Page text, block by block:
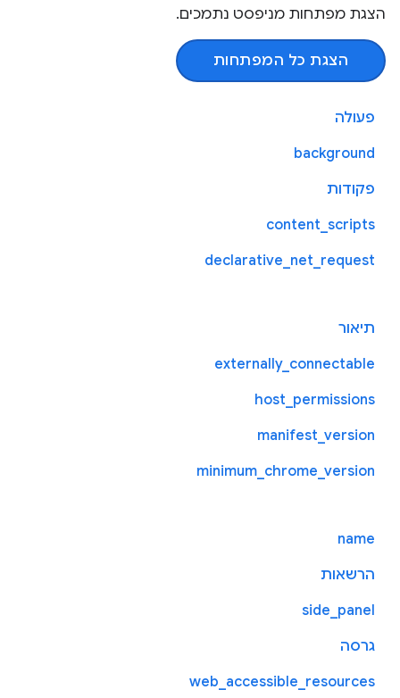
הצגת מפתחות מניפסט נתמכים.
הצגת כל המפתחות
פעולה
background
פקודות
content_scripts
declarative_net_request
תיאור
externally_connectable
host_permissions
manifest_version
minimum_chrome_version
name
הרשאות
side_panel
גרסה
web_accessible_resources